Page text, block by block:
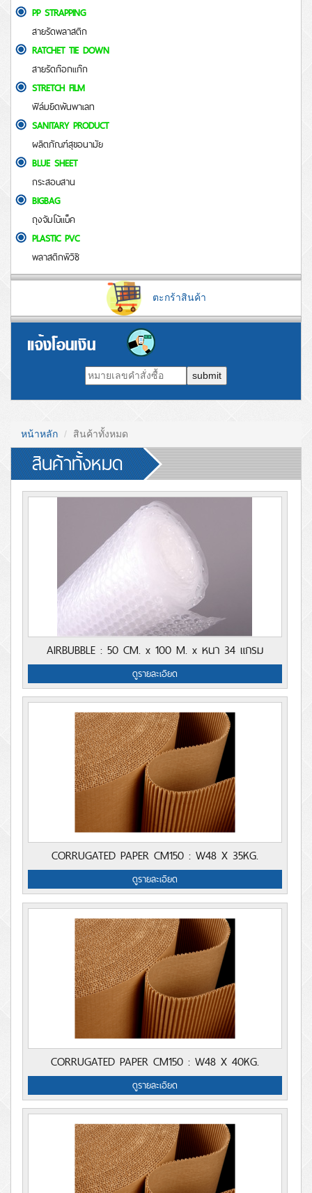
PP STRAPPING
สายรัดพลาสติก
RATCHET TIE DOWN
สายรัดก๊อกแก๊ก
STRETCH FILM
ฟิล์มยืดพันพาเลท
SANITARY PRODUCT
ผลิตภัณฑ์สุขอนามัย
BLUE SHEET
กระสอบสาน
BIGBAG
ถุงจัมโบ้แบ็ค
PLASTIC PVC
พลาสติกพีวีซี
ตะกร้าสินค้า
submit
หน้าหลัก สินค้าทั้งหมด
สินค้าทั้งหมด
AIRBUBBLE : 50 CM. x 100 M. x หนา 34 แกรม
ดูรายละเอียด
CORRUGATED PAPER CM150 : W48 X 35KG.
ดูรายละเอียด
CORRUGATED PAPER CM150 : W48 X 40KG.
ดูรายละเอียด